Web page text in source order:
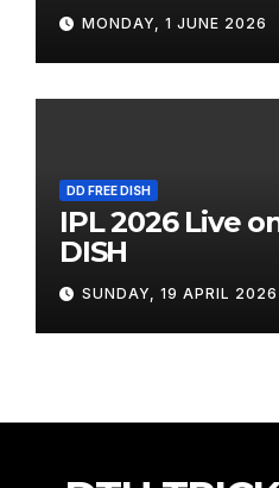
MONDAY, 1 JUNE 2026
DD FREE DISH
IPL 2026 Live
DISH
SUNDAY, 19 APRIL 2026